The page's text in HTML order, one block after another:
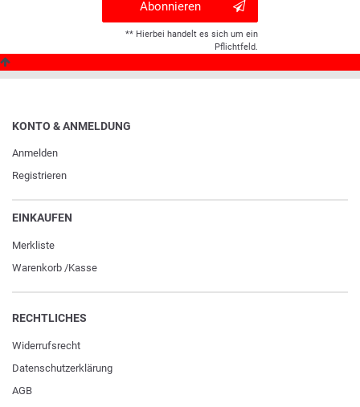
Abonnieren
** Hierbei handelt es sich um ein
Pflichtfeld.
KONTO & ANMELDUNG
Anmelden
Registrieren
EINKAUFEN
Merkliste
Warenkorb /Kasse
RECHTLICHES
Widerrufs­recht
Daten­schutz­erklärung
AGB